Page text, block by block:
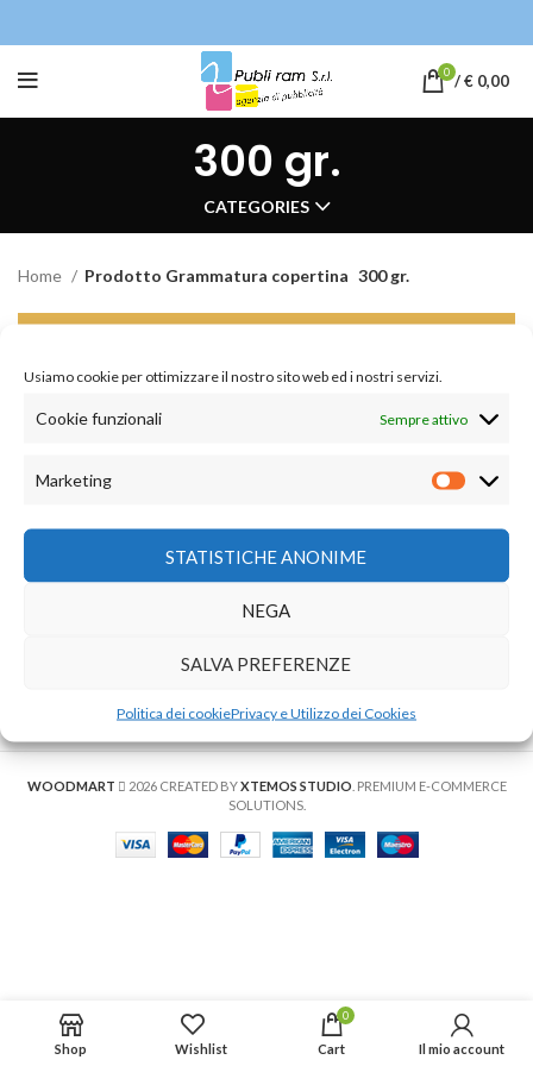
Usiamo cookie per ottimizzare il nostro sito web ed i nostri servizi.
Cookie funzionali Sempre attivo
Marketing
STATISTICHE ANONIME
NEGA
SALVA PREFERENZE
Politica dei cookiePrivacy e Utilizzo dei Cookies
0 /€ 0,00
300 gr.
CATEGORIES
Home Prodotto Grammatura copertina 300 gr.
You must select your brand attribute in Theme
WOODMART 2026 CREATED BYXTEMOS STUDIO . PREMIUM E-COMMERCE
SOLUTIONS.
Shop Wishlist
0
Cart Il mio account